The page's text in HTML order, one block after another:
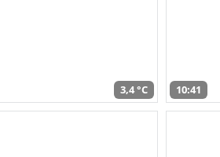
3,4 °C 10:41